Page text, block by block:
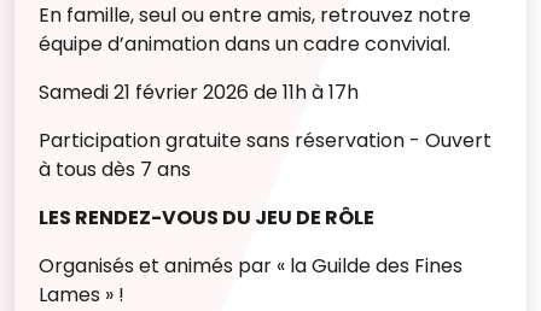
En famille, seul ou entre amis, retrouvez notre
équipe d’animation dans un cadre convivial.
Samedi 21 février 2026 de 11h à 17h
Participation gratuite sans réservation - Ouvert
à tous dès 7 ans
LES RENDEZ-VOUS DU JEU DE RÔLE
Organisés et animés par « la Guilde des Fines
Lames » !